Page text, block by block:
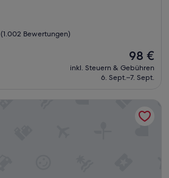
(1.002 Bewertungen)
Der
Preis
beträgt
98 €
inkl. Steuern & Gebühren
6. Sept.–7. Sept.